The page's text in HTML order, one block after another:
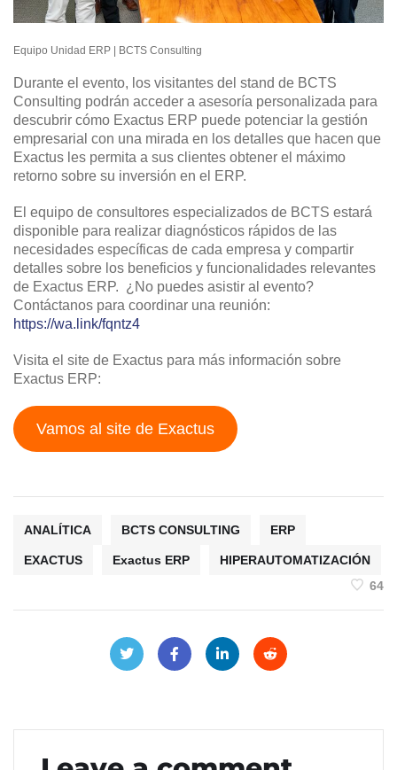
Equipo Unidad ERP | BCTS Consulting
Durante el evento, los visitantes del stand de BCTS
Consulting podrán acceder a asesoría personalizada para
descubrir cómo Exactus ERP puede potenciar la gestión
empresarial con una mirada en los detalles que hacen que
Exactus les permita a sus clientes obtener el máximo
retorno sobre su inversión en el ERP.
El equipo de consultores especializados de BCTS estará
disponible para realizar diagnósticos rápidos de las
necesidades específicas de cada empresa y compartir
detalles sobre los beneficios y funcionalidades relevantes
de Exactus ERP. ¿No puedes asistir al evento?
Contáctanos para coordinar una reunión:
https://wa.link/fqntz4
Visita el site de Exactus para más información sobre
Exactus ERP:
Vamos al site de Exactus
ANALÍTICA BCTS CONSULTING ERP
EXACTUS Exactus ERP
HIPERAUTOMATIZACIÓN
64